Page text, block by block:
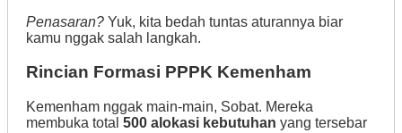
Penasaran? Yuk, kita bedah tuntas aturannya biar
kamu nggak salah langkah.
Rincian Formasi PPPK Kemenham
Kemenham nggak main-main, Sobat. Mereka
membuka total 500 alokasi kebutuhan yang tersebar